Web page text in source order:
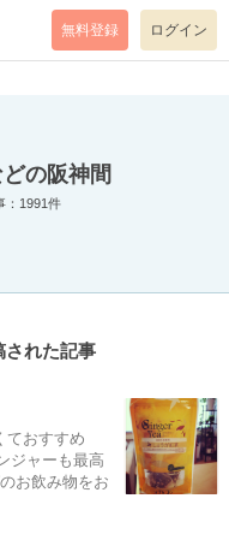
mode=return level=notice
無料登録 ログイン
の阪神間
：1991件
された記事
ておすすめ
ジャーも最高
お飲み物をお